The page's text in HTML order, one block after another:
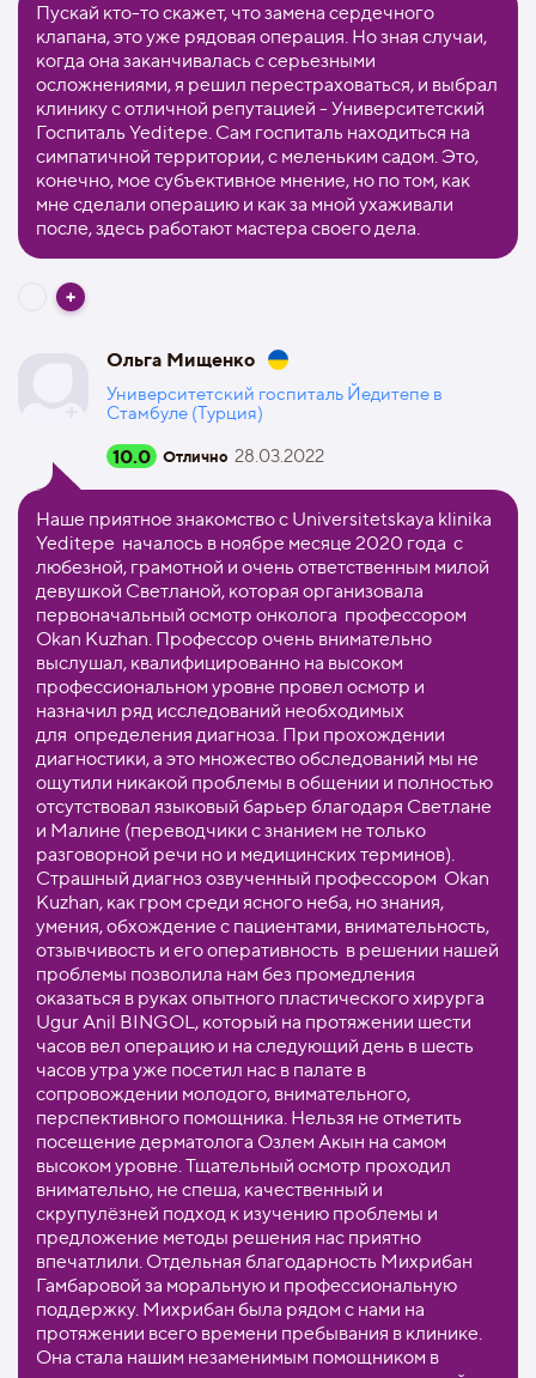
Пускай кто-то скажет, что замена сердечного
клапана, это уже рядовая операция. Но зная случаи,
когда она заканчивалась с серьезными
осложнениями, я решил перестраховаться, и выбрал
клинику с отличной репутацией - Университетский
Госпиталь Yeditepe. Сам госпиталь находиться на
симпатичной территории, с меленьким садом. Это,
конечно, мое субъективное мнение, но по том, как
мне сделали операцию и как за мной ухаживали
после, здесь работают мастера своего дела.
Ольга Мищенко
Университетский госпиталь Йедитепе в
Стамбуле (Турция)
10.0 Отлично 28.03.2022
Наше приятное знакомство с Universitetskaya klinika
Yeditepe началось в ноябре месяце 2020 года с
любезной, грамотной и очень ответственным милой
девушкой Светланой, которая организовала
первоначальный осмотр онколога профессором
Оkan Kuzhan. Профессор очень внимательно
выслушал, квалифицированно на высоком
профессиональном уровне провел осмотр и
назначил ряд исследований необходимых
для определения диагноза. При прохождении
диагностики, а это множество обследований мы не
ощутили никакой проблемы в общении и полностью
отсутствовал языковый барьер благодаря Светлане
и Малине (переводчики с знанием не только
разговорной речи но и медицинских терминов).
Страшный диагноз озвученный профессором Оkan
Kuzhan, как гром среди ясного неба, но знания,
умения, обхождение с пациентами, внимательность,
отзывчивость и его оперативность в решении нашей
проблемы позволила нам без промедления
оказаться в руках опытного пластического хирурга
Ugur Anil BINGOL, который на протяжении шести
часов вел операцию и на следующий день в шесть
часов утра уже посетил нас в палате в
сопровождении молодого, внимательного,
перспективного помощника. Нельзя не отметить
посещение дерматолога Озлем Акын на самом
высоком уровне. Тщательный осмотр проходил
внимательно, не спеша, качественный и
скрупулёзней подход к изучению проблемы и
предложение методы решения нас приятно
впечатлили. Отдельная благодарность Михрибан
Гамбаровой за моральную и профессиональную
поддержку. Михрибан была рядом с нами на
протяжении всего времени пребывания в клинике.
Она стала нашим незаменимым помощником в